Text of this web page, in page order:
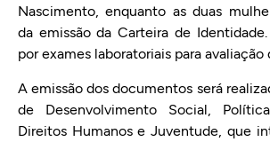
Nascimento, enquanto as duas
da emissão da Carteira de Identidade.
por exames laboratoriais para avaliação
A emissão dos documentos será
de Desenvolvimento Social,
Direitos Humanos e Juventude, que